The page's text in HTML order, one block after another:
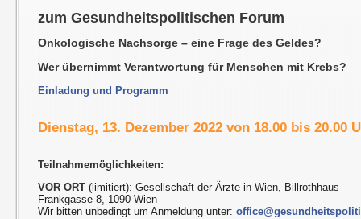
zum Gesundheitspolitischen Forum
Onkologische Nachsorge – eine Frage des Geldes?
Wer übernimmt Verantwortung für Menschen mit Krebs?
Einladung und Programm
Dienstag, 13. Dezember 2022 von 18.00 bis 20.00
Teilnahmemöglichkeiten:
VOR ORT (limitiert): Gesellschaft der Ärzte in Wien, Billrothhaus
Frankgasse 8, 1090 Wien
Wir bitten unbedingt um Anmeldung unter: